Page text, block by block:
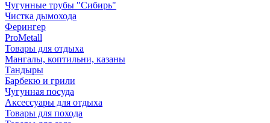
Чугунные трубы "Сибирь"
Чистка дымохода
Ферингер
ProMetall
Товары для отдыха
Мангалы, коптильни, казаны
Тандыры
Барбекю и грили
Чугунная посуда
Аксессуары для отдыха
Товары для похода